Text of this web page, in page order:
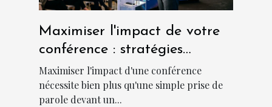
Maximiser l'impact de votre
conférence : stratégies
innovantes
Maximiser l'impact d'une conférence
nécessite bien plus qu'une simple prise de
parole devant un...